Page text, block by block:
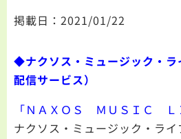
掲載日：2021/01/22
◆ナクソス・ミュージック・ラ
配信サービス）
「ＮＡＸＯＳ ＭＵＳＩＣ Ｌ
ナクソス・ミュージック・ラ